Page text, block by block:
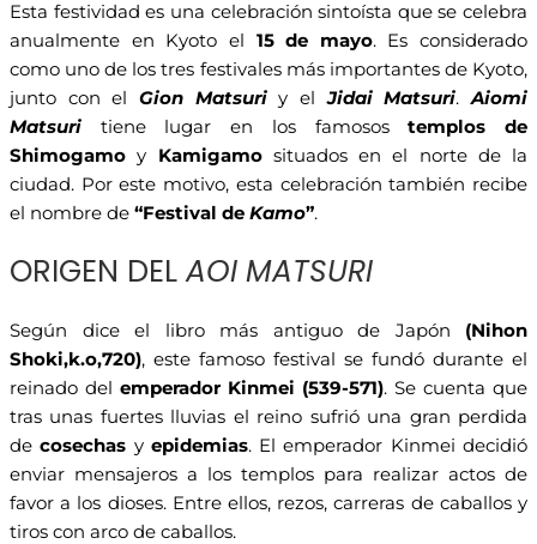
Esta festividad es una celebración sintoísta que se celebra
anualmente en Kyoto el 15 de mayo. Es considerado
como uno de los tres festivales más importantes de Kyoto,
junto con el Gion Matsuriy elJidai Matsuri.Aiomi
Matsuri tiene lugar en los famosostemplos de
Shimogamo y Kamigamosituados en el norte de la
ciudad. Por este motivo, esta celebración también recibe
el nombre de “Festival de Kamo”.
ORIGEN DELAOI MATSURI
Según dice el libro más antiguo de Japón (Nihon
Shoki,k.o,720), este famoso festival se fundó durante el
reinado del emperador Kinmei (539-571). Se cuenta que
tras unas fuertes lluvias el reino sufrió una gran perdida
decosechas y epidemias. El emperador Kinmei decidió
enviar mensajeros a los templos para realizar actos de
favor a los dioses. Entre ellos, rezos, carreras de caballos y
tiros con arco de caballos.